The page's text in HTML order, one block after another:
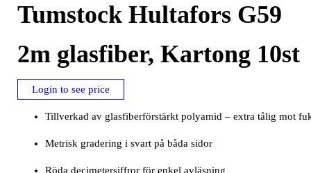
Tumstock Hultafors G59
2m glasfiber, Kartong 10st
Login to see price
Tillverkad av glasfiberförstärkt polyamid – extra tålig mot
Metrisk gradering i svart på båda sidor
Röda decimetersiffror för enkel avläsning